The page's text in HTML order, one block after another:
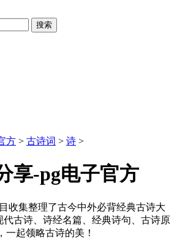
方 > 古诗词 > 诗 >
享-pg电子官方
收集整理了古今中外必背经典古诗大
代古诗、诗经名篇、经典诗句、古诗原
一起领略古诗的美！